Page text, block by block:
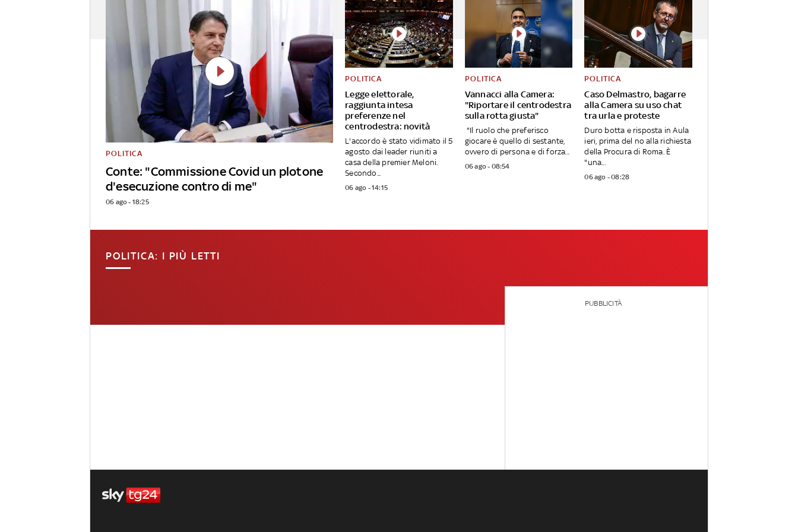
Conte: "Commissione Covid un plotone
d'esecuzione contro di me"
POLITICA
06 ago - 18:25
Legge elettorale,
raggiunta intesa
preferenze nel
centrodestra: novità
POLITICA
L'accordo è stato vidimato il 5
agosto dai leader riuniti a
casa della premier Meloni.
Secondo...
06 ago - 14:15
Vannacci alla Camera:
"Riportare il centrodestra
sulla rotta giusta"
POLITICA
"Il ruolo che preferisco
giocare è quello di sestante,
ovvero di persona e di forza...
06 ago - 08:54
Caso Delmastro, bagarre
alla Camera su uso chat
tra urla e proteste
POLITICA
Duro botta e risposta in Aula
ieri, prima del no alla richiesta
della Procura di Roma. È
"una...
06 ago - 08:28
POLITICA: I PIÙ LETTI
PUBBLICITÀ